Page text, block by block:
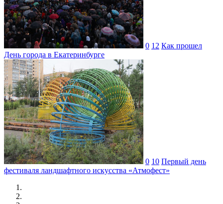
0 12 Как прошел
День города в Екатеринбурге
0 10 Первый день
фестиваля ландшафтного искусства «Атмофест»